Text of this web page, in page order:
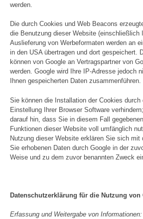
werden.
Die durch Cookies und Web Beacons
die Benutzung dieser Website (einschließlich
Auslieferung von Werbeformaten werden an
in den USA übertragen und dort gespeichert.
können von Google an Vertragspartner von
werden. Google wird Ihre IP-Adresse jedoch
Ihnen gespeicherten Daten zusammenführen.
Sie können die Installation der Cookies durch
Einstellung Ihrer Browser Software
darauf hin, dass Sie in diesem Fall
Funktionen dieser Website voll umfänglich
Nutzung dieser Website erklären Sie sich mit
Sie erhobenen Daten durch Google in der
Weise und zu dem zuvor benannten Zweck
Datenschutzerklärung für die Nutzung von
Erfassung und Weitergabe von Informationen: